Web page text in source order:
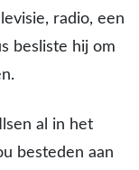
radio, een
besliste hij om
al in het
besteden aan